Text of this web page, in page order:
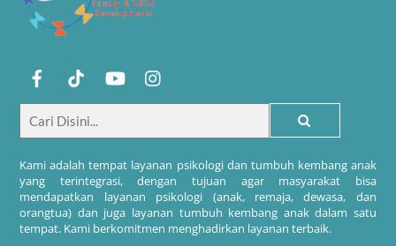
Kami adalah tempat layanan psikologi dan tumbuh kembang anak
yang terintegrasi, dengan tujuan agar masyarakat bisa
mendapatkan layanan psikologi (anak, remaja, dewasa, dan
orangtua) dan juga layanan tumbuh kembang anak dalam satu
tempat. Kami berkomitmen menghadirkan layanan terbaik.